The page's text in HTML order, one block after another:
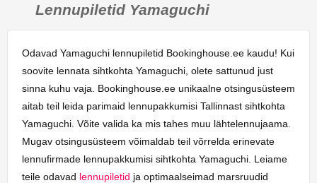
Lennupiletid Yamaguchi
Odavad Yamaguchi lennupiletid Bookinghouse.ee kaudu! Kui
soovite lennata sihtkohta Yamaguchi, olete sattunud just
sinna kuhu vaja. Bookinghouse.ee unikaalne otsingusüsteem
aitab teil leida parimaid lennupakkumisi Tallinnast sihtkohta
Yamaguchi. Võite valida ka mis tahes muu lähtelennujaama.
Mugav otsingusüsteem võimaldab teil võrrelda erinevate
lennufirmade lennupakkumisi sihtkohta Yamaguchi. Leiame
teile odavad lennupiletid ja optimaalseimad marsruudid